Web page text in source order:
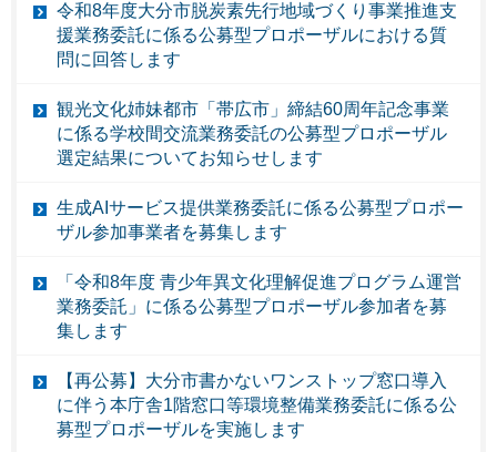
令和8年度大分市脱炭素先行地域づくり事業推進支
援業務委託に係る公募型プロポーザルにおける質
問に回答します
観光文化姉妹都市「帯広市」締結60周年記念事業
に係る学校間交流業務委託の公募型プロポーザル
選定結果についてお知らせします
生成AIサービス提供業務委託に係る公募型プロポー
ザル参加事業者を募集します
「令和8年度 青少年異文化理解促進プログラム運営
業務委託」に係る公募型プロポーザル参加者を募
集します
【再公募】大分市書かないワンストップ窓口導入
に伴う本庁舎1階窓口等環境整備業務委託に係る公
募型プロポーザルを実施します